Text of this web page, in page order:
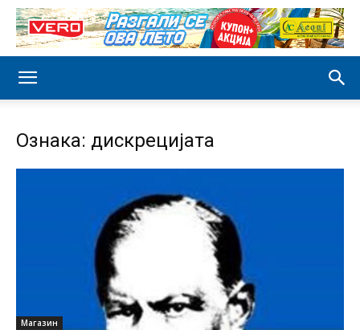
Ознака: дискрецијата
Магазин